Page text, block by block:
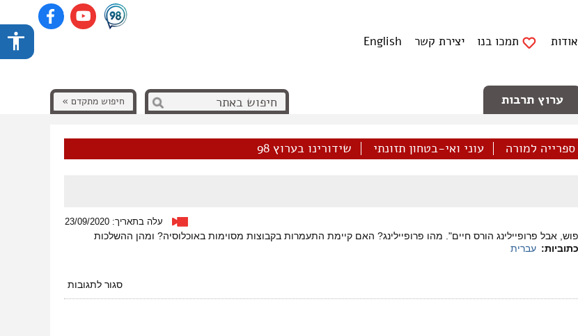
אודות תמכו בנו יצירת קשר English
ערוץ תרבות חיפוש מתקדם »
ספרייה למורה עוני ואי-בטחון תזונתי שידורינו בערוץ 98
עלה בתאריך: 23/09/2020
אבל פרופיילינג הורס חיים". מהו פרופיילינג? האם קיימת התעמרות בקבוצות מסוימות באוכלוסיה? ומהן ההשלכות
כתוביות: עברית
סגור לתגובותעל
פרופיילינג